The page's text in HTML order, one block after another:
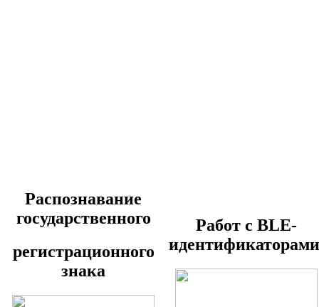
Распознавание
государственного
регистрационного
знака
Работ с BLE-